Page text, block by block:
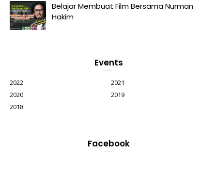
Belajar Membuat Film Bersama Nurman
Hakim
Events
2022
2021
2020
2019
2018
Facebook